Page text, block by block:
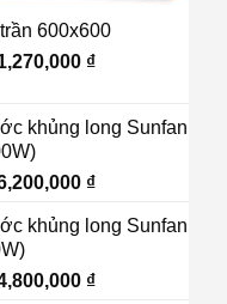
600x600
1,700,000 ₫.
₫
là:
khủng long Sunfan
₫.
₫
tại
khủng long Sunfan
₫